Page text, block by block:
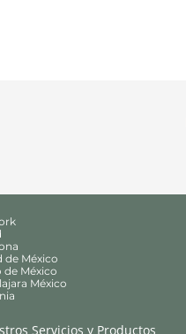
de México
de México
México
Servicios y Productos